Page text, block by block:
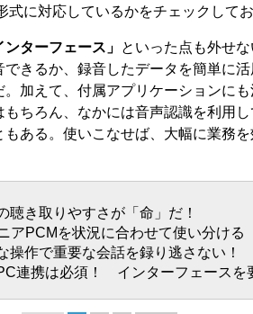
に対応しているかをチェックしてお
ンターフェース」 といった点も外せ
きるか、録音したデータを簡単に活
加えて、付属アプリケーションに
ちろん、なかには音声認識を利用
ある。使いこなせば、大幅に業務
聴き取りやすさが「命」だ！
アPCMを状況に合わせて使い分ける
操作で重要な会話を録り逃さない！
連携は必須！ インターフェースを